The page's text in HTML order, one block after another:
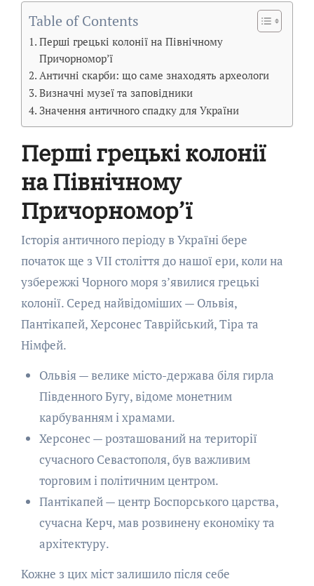
Table of Contents
Перші грецькі колонії на Північному
Причорномор’ї
Античні скарби: що саме знаходять археологи
Визначні музеї та заповідники
Значення античного спадку для України
Перші грецькі колонії
на Північному
Причорномор’ї
Історія античного періоду в Україні бере
початок ще з VII століття до нашої ери, коли на
узбережжі Чорного моря з’явилися грецькі
колонії. Серед найвідоміших — Ольвія,
Пантікапей, Херсонес Таврійський, Тіра та
Німфей.
Ольвія — велике місто-держава біля гирла
Південного Бугу, відоме монетним
карбуванням і храмами.
Херсонес — розташований на території
сучасного Севастополя, був важливим
торговим і політичним центром.
Пантікапей — центр Боспорського царства,
сучасна Керч, мав розвинену економіку та
архітектуру.
Кожне з цих міст залишило після себе